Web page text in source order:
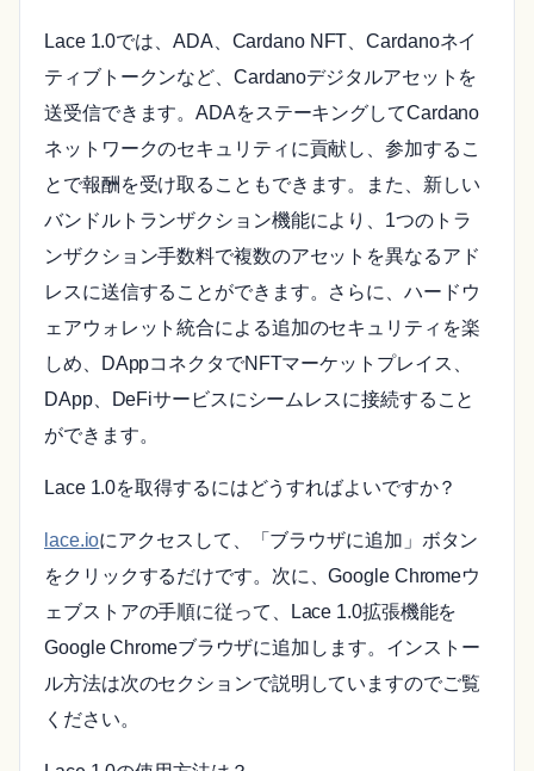
Lace 1.0では、ADA、Cardano NFT、Cardanoネイ
ティブトークンなど、Cardanoデジタルアセットを
送受信できます。ADAをステーキングしてCardano
ネットワークのセキュリティに貢献し、参加するこ
とで報酬を受け取ることもできます。また、新しい
バンドルトランザクション機能により、1つのトラ
ンザクション手数料で複数のアセットを異なるアド
レスに送信することができます。さらに、ハードウ
ェアウォレット統合による追加のセキュリティを楽
しめ、DAppコネクタでNFTマーケットプレイス、
DApp、DeFiサービスにシームレスに接続すること
ができます。
Lace 1.0を取得するにはどうすればよいですか？
lace.ioにアクセスして、「ブラウザに追加」ボタン
をクリックするだけです。次に、Google Chromeウ
ェブストアの手順に従って、Lace 1.0拡張機能を
Google Chromeブラウザに追加します。インストー
ル方法は次のセクションで説明していますのでご覧
ください。